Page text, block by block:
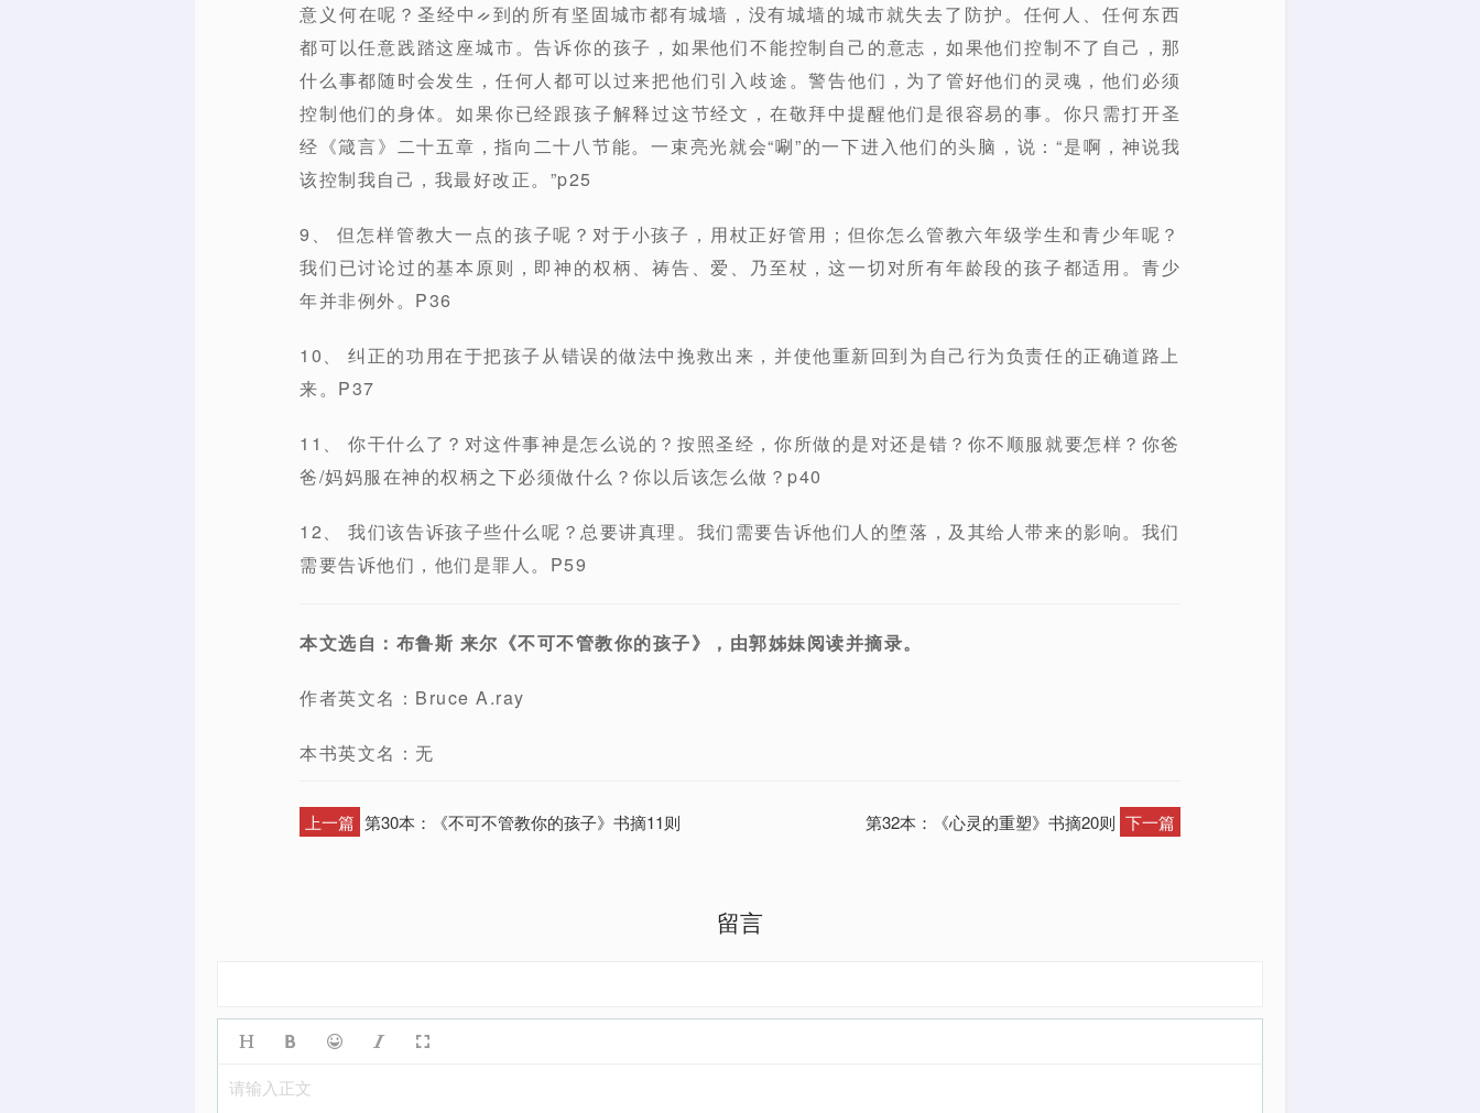
意义何在呢？圣经中ᨀ到的所有坚固城市都有城墙，没有城墙的城市就失去了防护。任何人、任何东西
都可以任意践踏这座城市。告诉你的孩子，如果他们不能控制自己的意志，如果他们控制不了自己，那
什么事都随时会发生，任何人都可以过来把他们引入歧途。警告他们，为了管好他们的灵魂，他们必须
控制他们的身体。如果你已经跟孩子解释过这节经文，在敬拜中提醒他们是很容易的事。你只需打开圣
经《箴言》二十五章，指向二十八节能。一束亮光就会“唰”的一下进入他们的头脑，说：“是啊，神说我
该控制我自己，我最好改正。”p25
9、 但怎样管教大一点的孩子呢？对于小孩子，用杖正好管用；但你怎么管教六年级学生和青少年呢？
我们已讨论过的基本原则，即神的权柄、祷告、爱、乃至杖，这一切对所有年龄段的孩子都适用。青少
年并非例外。P36
10、 纠正的功用在于把孩子从错误的做法中挽救出来，并使他重新回到为自己行为负责任的正确道路上
来。P37
11、 你干什么了？对这件事神是怎么说的？按照圣经，你所做的是对还是错？你不顺服就要怎样？你爸
爸/妈妈服在神的权柄之下必须做什么？你以后该怎么做？p40
12、 我们该告诉孩子些什么呢？总要讲真理。我们需要告诉他们人的堕落，及其给人带来的影响。我们
需要告诉他们，他们是罪人。P59
本文选自：布鲁斯 来尔《不可不管教你的孩子》，由郭姊妹阅读并摘录。
作者英文名：Bruce A.ray
本书英文名：无
上一篇 第30本：《不可不管教你的孩子》书摘11则 第32本：《心灵的重塑》书摘20则 下一篇
留言
请输入正文